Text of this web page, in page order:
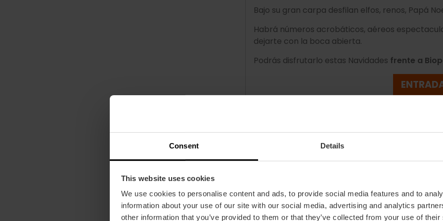
Consent Details
This website uses cookies
We use cookies to personalise content and ads, to provide social media features and to
information about your use of our site with our social media, advertising and analytics
other information that you’ve provided to them or that they’ve collected from your use of
Bajo su gran carpa desfilan elfos, renos, Papá
Habrá números acrobáticos, aéreos
dejarte con la boca abierta.
Podrás disfrutarlo estas Navidades frente a
Circo Raluy Legacy con
combina acrobacias extremas, humor y
La familia Raluy, junto a más de 20 artistas de